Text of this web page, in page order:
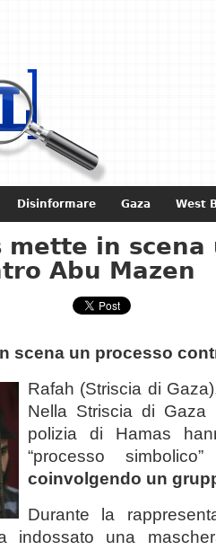
Disinformare Gaza West
di Israele
mette in scena
Abu Mazen
scena un processo
Rafah (Striscia di
Nella Striscia di Gaza
polizia di Hamas
“processo
coinvolgendo un
Durante la
indossato una